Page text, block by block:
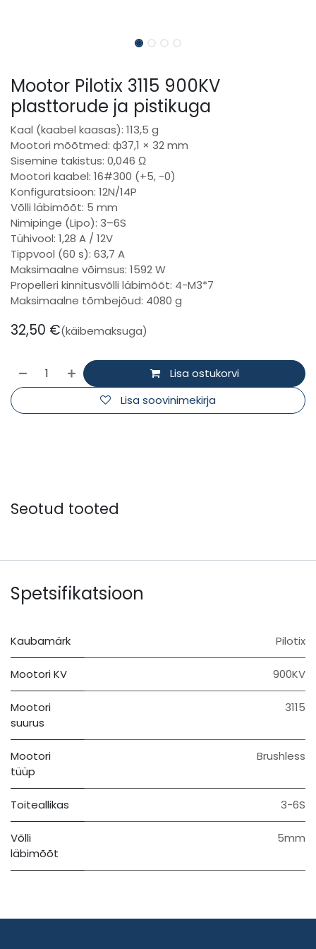
Mootor Pilotix 3115 900KV
plasttorude ja pistikuga
Kaal (kaabel kaasas): 113,5 g
Mootori mõõtmed: ф37,1 × 32 mm
Sisemine takistus: 0,046 Ω
Mootori kaabel: 16#300 (+5, -0)
Konfiguratsioon: 12N/14P
Võlli läbimõõt: 5 mm
Nimipinge (Lipo): 3–6S
Tühivool: 1,28 A / 12V
Tippvool (60 s): 63,7 A
Maksimaalne võimsus: 1592 W
Propelleri kinnitusvõlli läbimõõt: 4-M3*7
Maksimaalne tõmbejõud: 4080 g
32,50 €(käibemaksuga)
Lisa ostukorvi
Lisa soovinimekirja
Seotud tooted
Spetsifikatsioon
Kaubamärk Pilotix
Mootori KV 900KV
Mootori
suurus
3115
Mootori
tüüp
Brushless
Toiteallikas 3-6S
Võlli
läbimõõt
5mm